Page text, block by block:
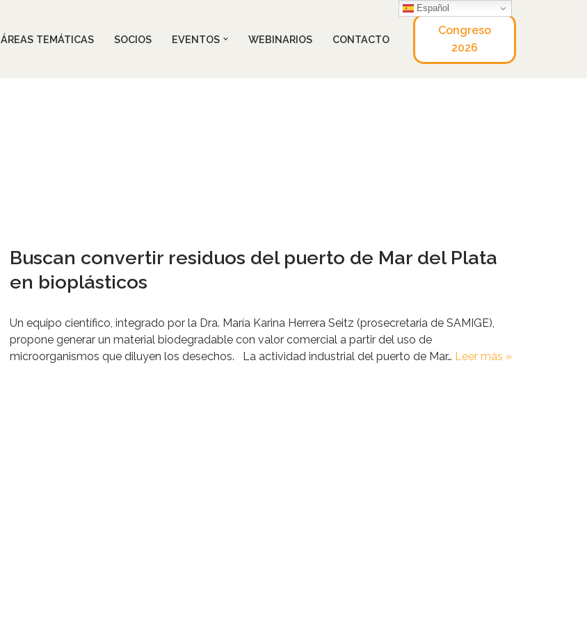
ÁREAS TEMÁTICAS SOCIOS EVENTOS WEBINARIOS CONTACTO
Congreso
2026
Buscan convertir residuos del puerto de Mar del Plata
en bioplásticos
Un equipo científico, integrado por la Dra. María Karina Herrera Seitz (prosecretaria de SAMIGE),
propone generar un material biodegradable con valor comercial a partir del uso de
microorganismos que diluyen los desechos. La actividad industrial del puerto de Mar… Leer más »
Español